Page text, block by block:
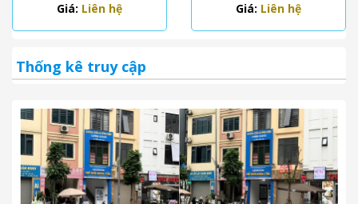
Giá: Liên hệ Giá: Liên hệ
Thống kê truy cập